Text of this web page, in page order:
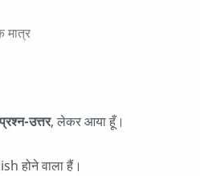
उत्तर, लेकर आया हूँ।
होने वाला हैं।